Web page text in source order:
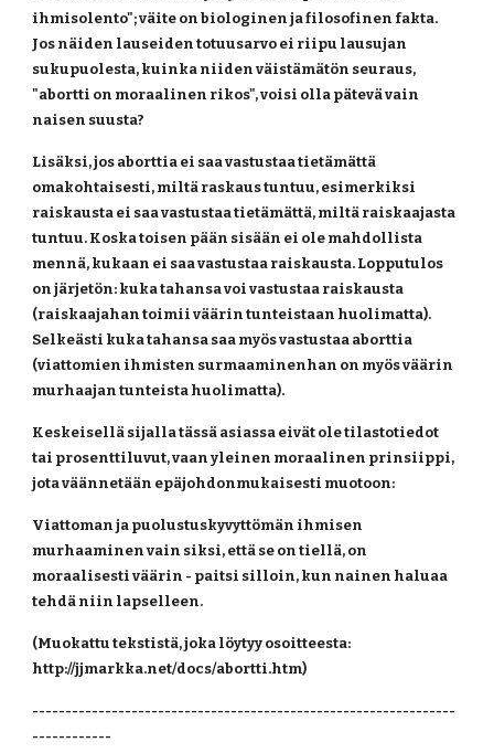
ihmisolento"; väite on biologinen ja filosofinen fakta.
Jos näiden lauseiden totuusarvo ei riipu lausujan
sukupuolesta, kuinka niiden väistämätön seuraus,
"abortti on moraalinen rikos", voisi olla pätevä vain
naisen suusta?
Lisäksi, jos aborttia ei saa vastustaa tietämättä
omakohtaisesti, miltä raskaus tuntuu, esimerkiksi
raiskausta ei saa vastustaa tietämättä, miltä raiskaajasta
tuntuu. Koska toisen pään sisään ei ole mahdollista
mennä, kukaan ei saa vastustaa raiskausta. Lopputulos
on järjetön: kuka tahansa voi vastustaa raiskausta
(raiskaajahan toimii väärin tunteistaan huolimatta).
Selkeästi kuka tahansa saa myös vastustaa aborttia
(viattomien ihmisten surmaaminenhan on myös väärin
murhaajan tunteista huolimatta).
Keskeisellä sijalla tässä asiassa eivät ole tilastotiedot
tai prosenttiluvut, vaan yleinen moraalinen prinsiippi,
jota väännetään epäjohdonmukaisesti muotoon:
Viattoman ja puolustuskyvyttömän ihmisen
murhaaminen vain siksi, että se on tiellä, on
moraalisesti väärin - paitsi silloin, kun nainen haluaa
tehdä niin lapselleen.
(Muokattu tekstistä, joka löytyy osoitteesta:
http://jjmarkka.net/docs/abortti.htm)
----------------------------------------------------------------
------------